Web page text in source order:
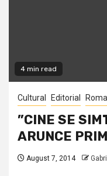
4 min read
Cultural Editorial
”CINE SE
ARUNCE
August 7, 2014